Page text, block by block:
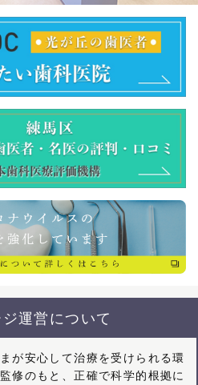
運営について
が安心して治療を受けられる環
修のもと、正確で科学的根拠に